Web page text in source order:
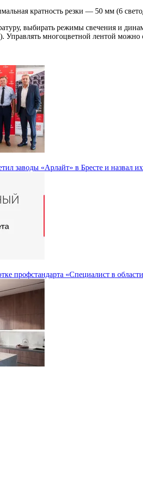
кратность резки — 50 мм (6
выбирать режимы свечения и
). Управлять многоцветной лентой
заводы «Арлайт» в Бресте и назвал
профстандарта «Специалист в